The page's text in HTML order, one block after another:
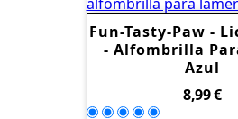
Fun-Tasty-Paw -
- Alfombrilla
Azul
Precio
8,99 €